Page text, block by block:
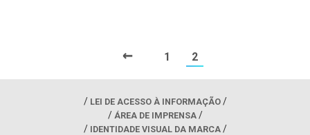
← 1 2
LEI DE ACESSO À INFORMAÇÃO
ÁREA DE IMPRENSA
IDENTIDADE VISUAL DA MARCA